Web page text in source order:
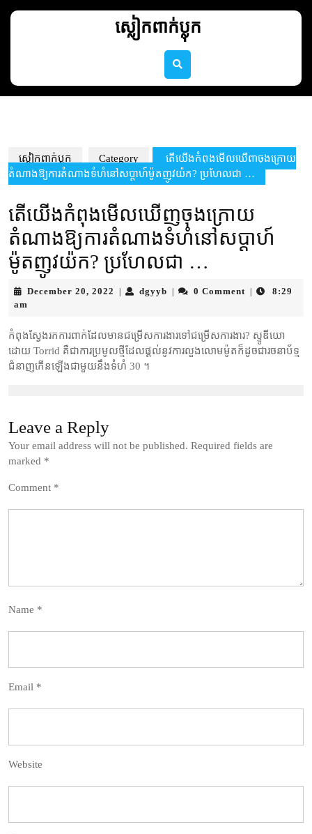
ស្លៀកពាក់ប្លុក
ស្លៀកពាក់ប្លុក Category
តើយើងកំពុងមើលឃើញចុងក្រោយ
តំណាងឱ្យការតំណាងទំហំនៅសប្តាហ៍ម៉ូតញូវយ៉ក? ប្រហែលជា …
តើយើងកំពុងមើលឃើញចុងក្រោយ
តំណាងឱ្យការតំណាងទំហំនៅសប្តាហ៍
ម៉ូតញូវយ៉ក? ប្រហែលជា …
December 20, 2022 December
dgyyb dgyyb0 Comment
8:29
am
កំពុងស្វែងរកការពាក់ដែលមានជម្រើសការងារទៅជម្រើសការងារ? ស្ទូឌីយោ
ដោយ Torrid គឺជាការប្រមូលថ្មីដែលផ្តល់នូវការលួងលោមម៉ូតក៏ដូចជារចនាប័ទ្ម
ជំនាញកើនឡើងជាមួយនឹងទំហំ 30 ។
Leave a Reply
Your email address will not be published. Required fields are
marked *
Comment *
Name *
Email *
Website